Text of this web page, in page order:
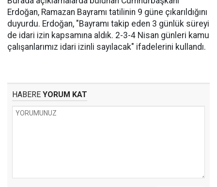
Erdoğan, Ramazan Bayramı tatilinin 9 güne çıkarıldığını
duyurdu. Erdoğan, "Bayramı takip eden 3 günlük süreyi
de idari izin kapsamına aldık. 2-3-4 Nisan günleri kamu
çalışanlarımız idari izinli sayılacak" ifadelerini kullandı.
HABERE YORUM KAT